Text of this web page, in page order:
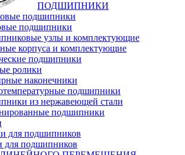
ПОДШИПНИКИ
подшипники
подшипники
узлы и комплектующие
корпуса и комплектующие
подшипники
ролики
наконечники
подшипники
из нержавеющей стали
подшипники
для подшипников
для подшипников